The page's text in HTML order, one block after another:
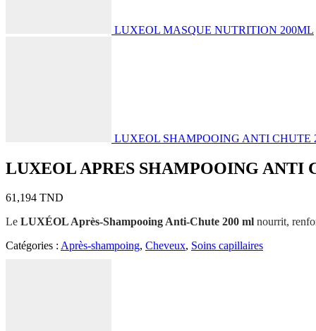
LUXEOL MASQUE NUTRITION 200ML
LUXEOL SHAMPOOING ANTI CHUTE
LUXEOL APRES SHAMPOOING ANTI
61,194 TND
Le LUXÉOL Après-Shampooing Anti-Chute 200 ml nourrit,
Catégories : Après-shampoing, Cheveux, Soins capillaires